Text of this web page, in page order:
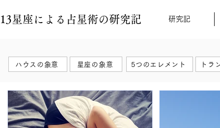
13星座による占星術の研究記 研究記
ハウスの象意 星座の象意 5つのエレメント トラ